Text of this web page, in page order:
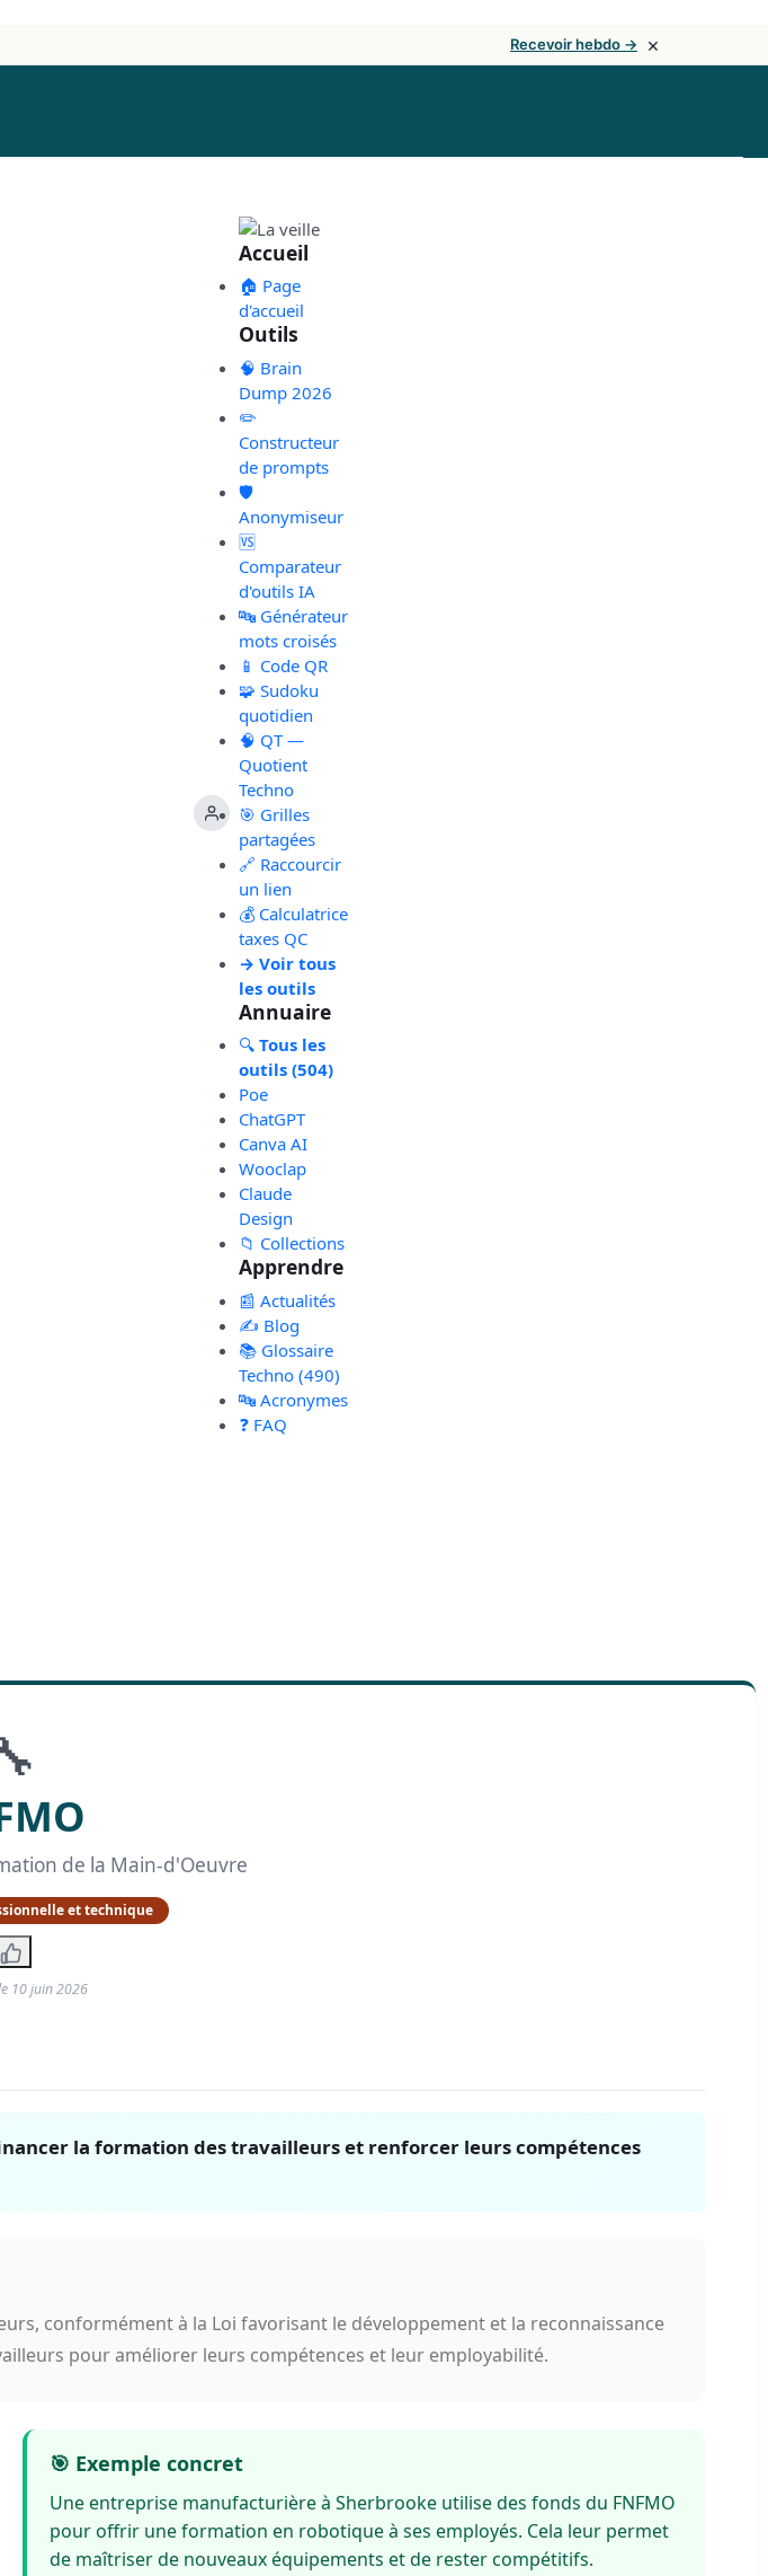
Recevoir hebdo → ×
Accueil
🏠 Page
d'accueil
Outils
🧠 Brain
Dump 2026
✏️
Constructeur
de prompts
🛡️
Anonymiseur
🆚
Comparateur
d'outils IA
🔤 Générateur
mots croisés
📱 Code QR
🧩 Sudoku
quotidien
🧠 QT —
Quotient
Techno
🎯 Grilles
partagées
🔗 Raccourcir
un lien
💰 Calculatrice
taxes QC
→ Voir tous
les outils
Annuaire
🔍Tous les
outils (504)
Poe
ChatGPT
Canva AI
Wooclap
Claude
Design
📁 Collections
Apprendre
📰 Actualités
✍️ Blog
📚 Glossaire
Techno (490)
🔤 Acronymes
❓ FAQ
de la Main-d'Oeuvre
et technique
10 juin 2026
la formation des travailleurs et renforcer leurs compétences
conformément à la Loi favorisant le développement et la reconnaissance
pour améliorer leurs compétences et leur employabilité.
🎯 Exemple concret
Une entreprise manufacturière à Sherbrooke utilise des fonds du FNFMO
pour offrir une formation en robotique à ses employés. Cela leur permet
de maîtriser de nouveaux équipements et de rester compétitifs.